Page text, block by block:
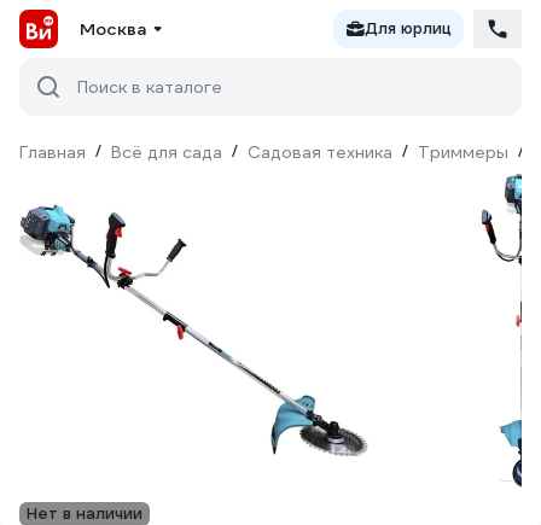
Москва Для юрлиц
Поиск в каталоге
Главная / Всё для сада / Садовая техника / Триммеры /
Нет в наличии